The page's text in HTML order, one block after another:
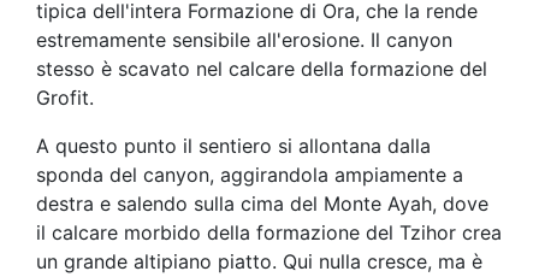
tipica dell'intera Formazione di Ora, che la rende
estremamente sensibile all'erosione. Il canyon
stesso è scavato nel calcare della formazione del
Grofit.
A questo punto il sentiero si allontana dalla
sponda del canyon, aggirandola ampiamente a
destra e salendo sulla cima del Monte Ayah, dove
il calcare morbido della formazione del Tzihor crea
un grande altipiano piatto. Qui nulla cresce, ma è